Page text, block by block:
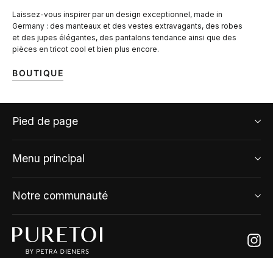
Laissez-vous inspirer par un design exceptionnel, made in
Germany : des manteaux et des vestes extravagants, des robes
et des jupes élégantes, des pantalons tendance ainsi que des
pièces en tricot cool et bien plus encore.
BOUTIQUE
Pied de page
Menu principal
Notre communauté